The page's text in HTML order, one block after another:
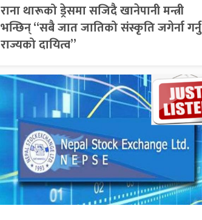
राना थारूको ड्रेसमा सजिदै खानेपानी मन्त्री
भन्छिन् “सबै जात जातिको संस्कृति जगेर्ना गर्नु
राज्यको दायित्व”